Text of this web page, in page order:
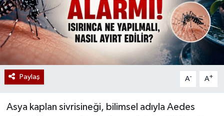
Paylaş A- A+
Asya kaplan sivrisineği, bilimsel adıyla Aedes